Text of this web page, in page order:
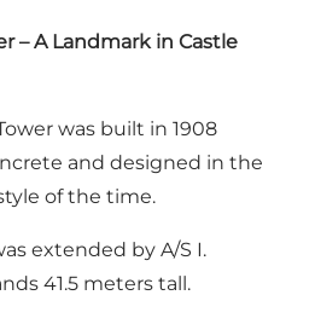
– A Landmark in Castle
was built in 1908
and designed in the
of the time.
extended by A/S I.
41.5 meters tall.